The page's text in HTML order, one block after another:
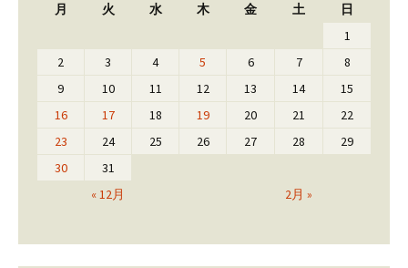
月
火 水 木 金 土 日
« 12月 2月 »
1
2
3 4 5 6 7
8
9
10 11 12 13 14
15
16
17 18 19 20 21
22
23
24 25 26 27 28
29
30
31